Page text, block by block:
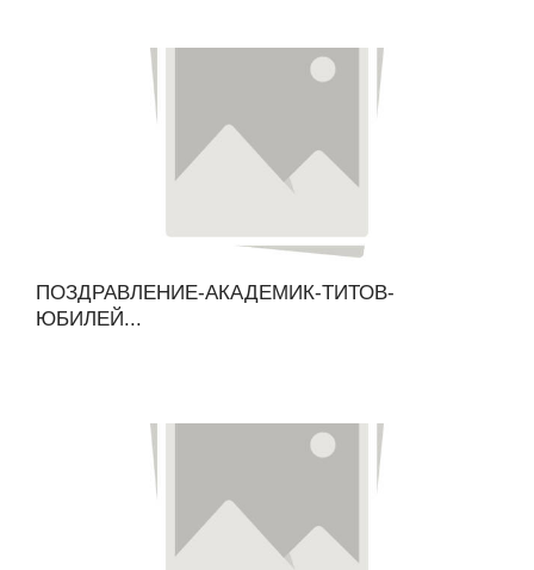
ПОЗДРАВЛЕНИЕ-АКАДЕМИК-ТИТОВ-
ЮБИЛЕЙ...